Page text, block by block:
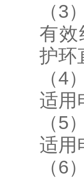
（3
有效
护环
（4
适用
（5
适用
（6